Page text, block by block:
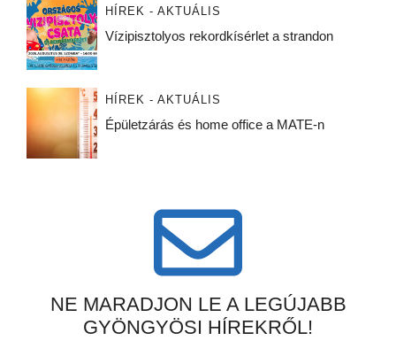
HÍREK - AKTUÁLIS
Vízipisztolyos rekordkísérlet a strandon
HÍREK - AKTUÁLIS
Épületzárás és home office a MATE-n
NE MARADJON LE A LEGÚJABB
GYÖNGYÖSI HÍREKRŐL!